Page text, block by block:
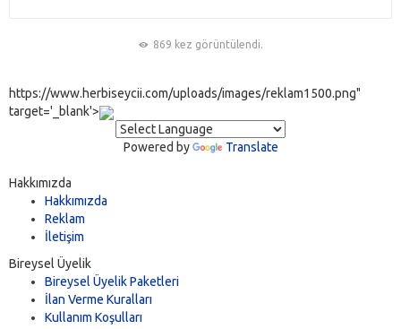
869 kez görüntülendi.
https://www.herbiseycii.com/uploads/images/reklam1500.png"
target='_blank'>
Powered by Translate
Hakkımızda
Hakkımızda
Reklam
İletişim
Bireysel Üyelik
Bireysel Üyelik Paketleri
İlan Verme Kuralları
Kullanım Koşulları